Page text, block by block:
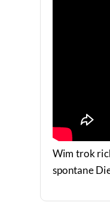
Wim trok
spontane